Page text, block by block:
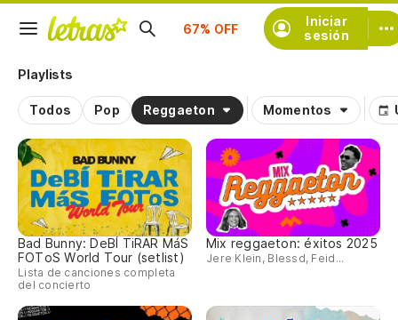
Iniciar
sesión
Suscríbete
Playlists
Todos Pop Reggaeton Momentos
Bad Bunny: DeBÍ TiRAR MáS
FOToS World Tour (setlist)
Lista de canciones completa
del concierto
Mix reggaeton: éxitos 2025
Jere Klein, Blessd, Feid...